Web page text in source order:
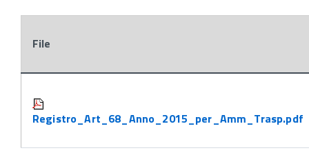
File
Registro_Art_68_Anno_2015_per_Amm_Trasp.pdf